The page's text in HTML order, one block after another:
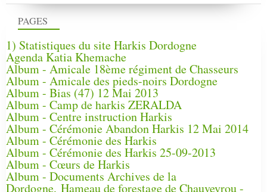
PAGES
1) Statistiques du site Harkis Dordogne
Agenda Katia Khemache
Album - Amicale 18ème régiment de Chasseurs
Album - Amicale des pieds-noirs Dordogne
Album - Bias (47) 12 Mai 2013
Album - Camp de harkis ZERALDA
Album - Centre instruction Harkis
Album - Cérémonie Abandon Harkis 12 Mai 2014
Album - Cérémonie des Harkis
Album - Cérémonie des Harkis 25-09-2013
Album - Cœurs de Harkis
Album - Documents Archives de la
Dordogne, Hameau de forestage de Chauveyrou -